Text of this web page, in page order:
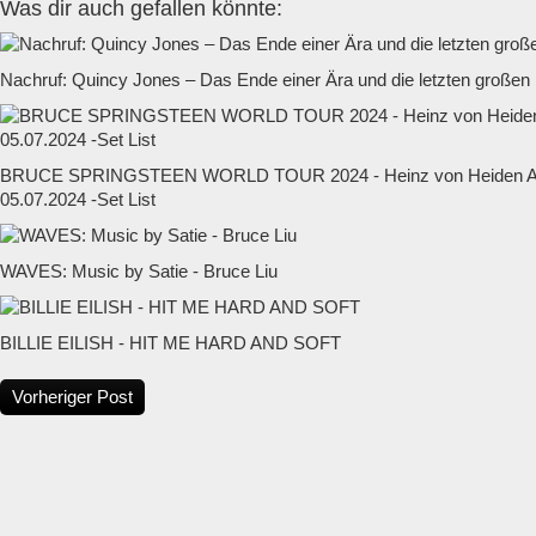
Was dir auch gefallen könnte:
Nachruf: Quincy Jones – Das Ende einer Ära und die letzten großen
BRUCE SPRINGSTEEN WORLD TOUR 2024 - Heinz von Heiden
05.07.2024 -Set List
WAVES: Music by Satie - Bruce Liu
BILLIE EILISH - HIT ME HARD AND SOFT
Vorheriger Post